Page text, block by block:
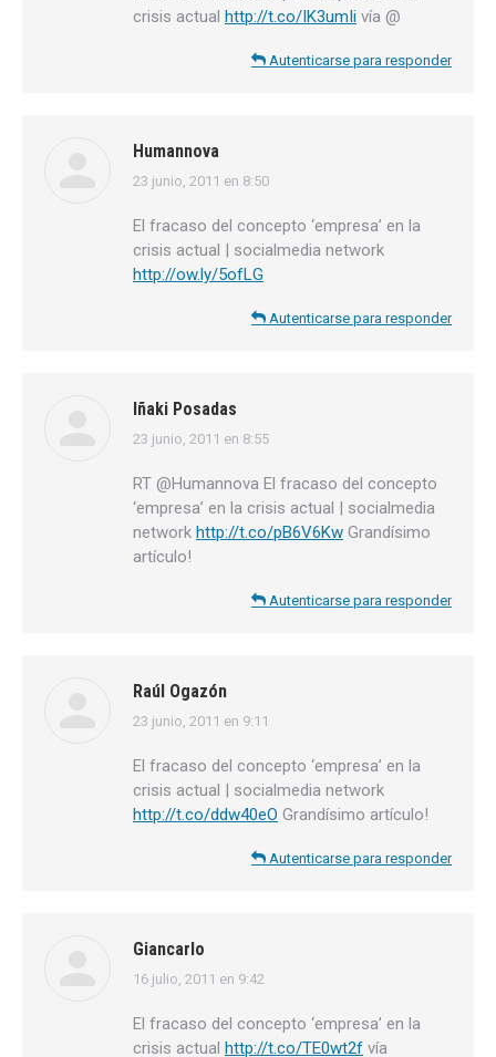
crisis actual http://t.co/IK3umIi vía @
Autenticarse para responder
Humannova
dice:
23 junio, 2011 en 8:50
El fracaso del concepto ‘empresa’ en la
crisis actual | socialmedia network
http://ow.ly/5ofLG
Autenticarse para responder
Iñaki Posadas
dice:
23 junio, 2011 en 8:55
RT @Humannova El fracaso del concepto
‘empresa’ en la crisis actual | socialmedia
network http://t.co/pB6V6Kw Grandísimo
artículo!
Autenticarse para responder
Raúl Ogazón
dice:
23 junio, 2011 en 9:11
El fracaso del concepto ‘empresa’ en la
crisis actual | socialmedia network
http://t.co/ddw40eO Grandísimo artículo!
Autenticarse para responder
Giancarlo
dice:
16 julio, 2011 en 9:42
El fracaso del concepto ‘empresa’ en la
crisis actual http://t.co/TE0wt2f vía